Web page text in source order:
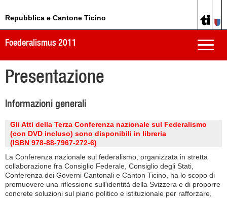
Repubblica e Cantone Ticino
Toggle
Foederalismus 2011
Presentazione
Informazioni generali
Gli Atti della Terza Conferenza nazionale sul Federalismo
(con DVD incluso) sono disponibili in libreria
(ISBN 978-88-7967-272-6)
La Conferenza nazionale sul federalismo, organizzata in stretta
collaborazione fra Consiglio Federale, Consiglio degli Stati,
Conferenza dei Governi Cantonali e Canton Ticino, ha lo scopo di
promuovere una riflessione sull'identità della Svizzera e di proporre
concrete soluzioni sul piano politico e istituzionale per rafforzare,